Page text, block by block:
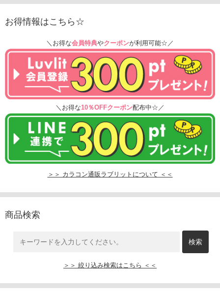
お得情報はこちら☆
＼お得な会員特典やクーポンが利用可能☆／
＼お得な10％OFFクーポン配布中☆／
＞＞ カラコン通販ラブリットについて ＜＜
商品検索
＞＞ 絞り込み検索はこちら ＜＜